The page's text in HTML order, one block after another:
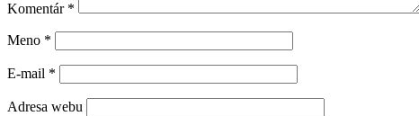
Komentár *
Meno *
E-mail *
Adresa webu